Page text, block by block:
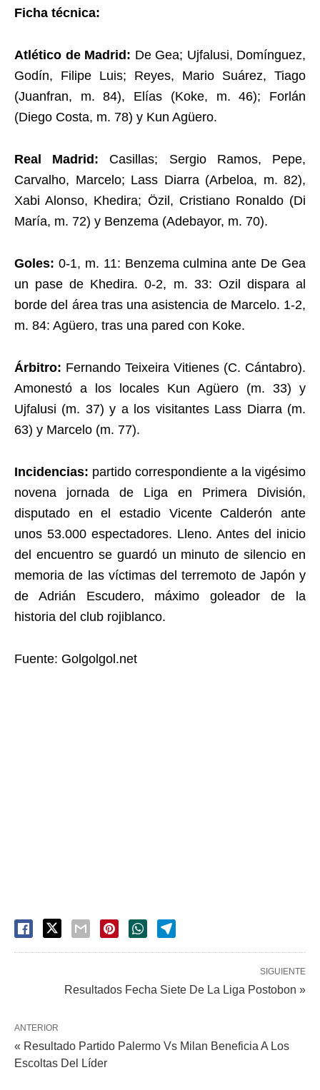
Ficha técnica:
Atlético de Madrid: De Gea; Ujfalusi, Domínguez,
Godín, Filipe Luis; Reyes, Mario Suárez, Tiago
(Juanfran, m. 84), Elías (Koke, m. 46); Forlán
(Diego Costa, m. 78) y Kun Agüero.
Real Madrid: Casillas; Sergio Ramos, Pepe,
Carvalho, Marcelo; Lass Diarra (Arbeloa, m. 82),
Xabi Alonso, Khedira; Özil, Cristiano Ronaldo (Di
María, m. 72) y Benzema (Adebayor, m. 70).
Goles: 0-1, m. 11: Benzema culmina ante De Gea
un pase de Khedira. 0-2, m. 33: Ozil dispara al
borde del área tras una asistencia de Marcelo. 1-2,
m. 84: Agüero, tras una pared con Koke.
Árbitro: Fernando Teixeira Vitienes (C. Cántabro).
Amonestó a los locales Kun Agüero (m. 33) y
Ujfalusi (m. 37) y a los visitantes Lass Diarra (m.
63) y Marcelo (m. 77).
Incidencias: partido correspondiente a la vigésimo
novena jornada de Liga en Primera División,
disputado en el estadio Vicente Calderón ante
unos 53.000 espectadores. Lleno. Antes del inicio
del encuentro se guardó un minuto de silencio en
memoria de las víctimas del terremoto de Japón y
de Adrián Escudero, máximo goleador de la
historia del club rojiblanco.
Fuente: Golgolgol.net
SIGUIENTE
Resultados Fecha Siete De La Liga Postobon »
ANTERIOR
« Resultado Partido Palermo Vs Milan Beneficia A Los
Escoltas Del Líder